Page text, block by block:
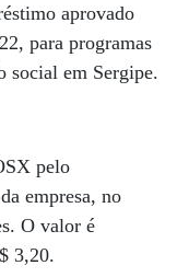
aprovado
para programas
social em Sergipe.
pelo
empresa, no
O valor é
3,20.